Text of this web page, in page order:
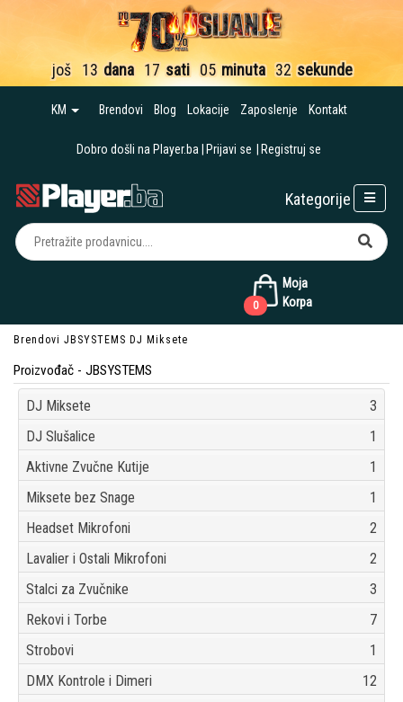
još 13 dana 17 sati 05 minuta 31 sekund
KM Brendovi Blog Lokacije Zaposlenje Kontakt
Dobro došli na Player.ba Prijavi se Registruj se
Moja
Korpa
0
Kategorije
Brendovi JBSYSTEMS DJ Miksete
Proizvođač - JBSYSTEMS
DJ Miksete
3
DJ Slušalice
1
Aktivne Zvučne Kutije
1
Miksete bez Snage
1
Headset Mikrofoni
2
Lavalier i Ostali Mikrofoni
2
Stalci za Zvučnike
3
Rekovi i Torbe
7
Strobovi
1
DMX Kontrole i Dimeri
12